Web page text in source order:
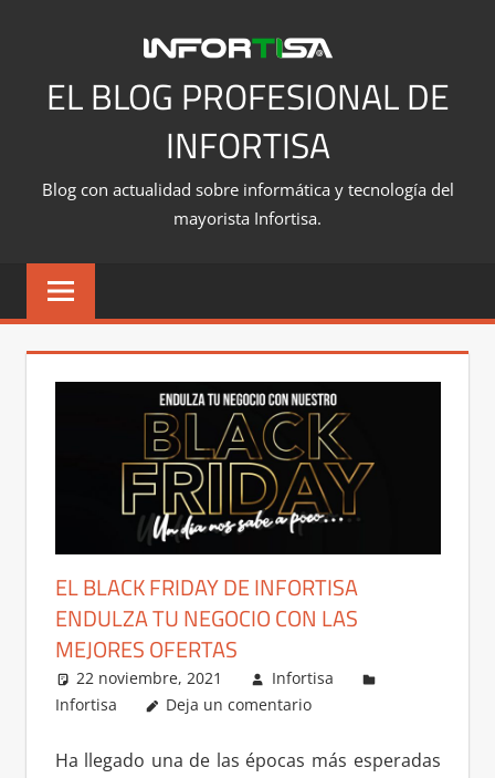
contenidoEL BLOG PROFESIONAL DE
INFORTISA
Blog con actualidad sobre informática y tecnología del
mayorista Infortisa.
EL BLACK FRIDAY DE INFORTISA
ENDULZA TU NEGOCIO CON LAS
MEJORES OFERTAS
22 noviembre, 2021
Infortisa
Infortisa
Deja un comentario
Ha llegado una de las épocas más esperadas